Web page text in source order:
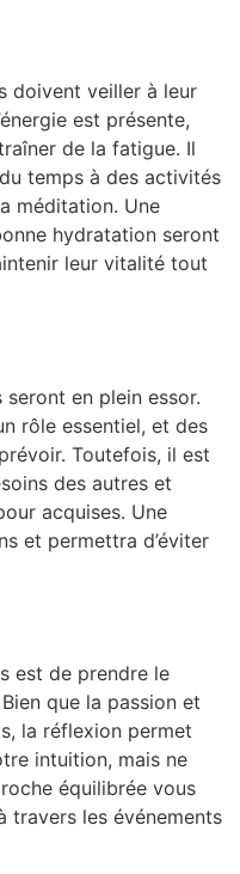
doivent veiller à leur
est présente,
de la fatigue. Il
temps à des activités
méditation. Une
hydratation seront
leur vitalité tout
en plein essor.
rôle essentiel, et des
Toutefois, il est
des autres et
acquises. Une
et permettra d’éviter
est de prendre le
que la passion et
la réflexion permet
intuition, mais ne
équilibrée vous
travers les événements